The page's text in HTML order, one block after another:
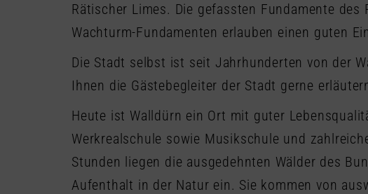
Rätischer Limes. Die gefassten Fundamente
Wachturm-Fundamenten erlauben einen guten
Die Stadt selbst ist seit Jahrhunderten von der
Ihnen die Gästebegleiter der Stadt gerne
Heute ist Walldürn ein Ort mit guter
Werkrealschule sowie Musikschule und
Stunden liegen die ausgedehnten Wälder des
Aufenthalt in der Natur ein. Sie kommen von